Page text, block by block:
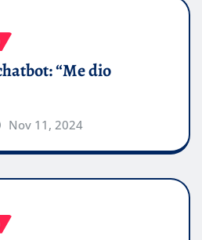
“Me dio
Nov 11, 2024